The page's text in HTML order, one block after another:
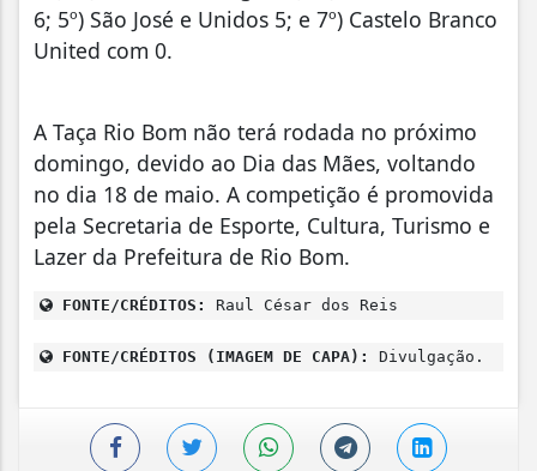
6; 5º) São José e Unidos 5; e 7º) Castelo Branco
United com 0.
A Taça Rio Bom não terá rodada no próximo
domingo, devido ao Dia das Mães, voltando
no dia 18 de maio. A competição é promovida
pela Secretaria de Esporte, Cultura, Turismo e
Lazer da Prefeitura de Rio Bom.
FONTE/CRÉDITOS: Raul César dos Reis
FONTE/CRÉDITOS (IMAGEM DE CAPA): Divulgação.